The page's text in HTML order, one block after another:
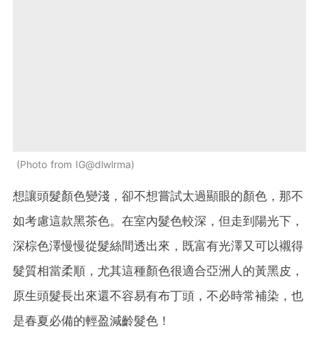
Photo from IG@dlwlrma
想讓頭髮顏色變淺，卻不想嘗試太過顯眼的顏色，那不
如考慮這款黑茶色。在室內髮色較深，但走到陽光下，
深棕色澤慢慢從髮絲間透出來，既富有光澤又可以襯得
髮質相當柔順，尤其這種顏色很適合亞洲人的黃黑皮，
原生頭髮長出來還不容易有布丁頭，不必時常補染，也
是春夏必備的輕盈減齡髮色！